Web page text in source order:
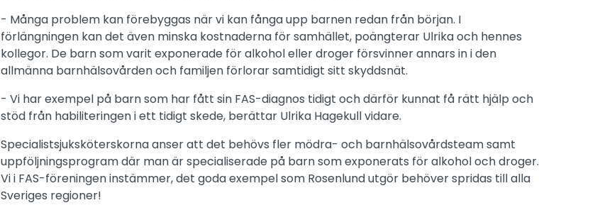
- Många problem kan förebyggas när vi kan fånga upp barnen redan från början. I
förlängningen kan det även minska kostnaderna för samhället, poängterar Ulrika och hennes
kollegor. De barn som varit exponerade för alkohol eller droger försvinner annars in i den
allmänna barnhälsovården och familjen förlorar samtidigt sitt skyddsnät.
- Vi har exempel på barn som har fått sin FAS-diagnos tidigt och därför kunnat få rätt hjälp och
stöd från habiliteringen i ett tidigt skede, berättar Ulrika Hagekull vidare.
Specialistsjuksköterskorna anser att det behövs fler mödra- och barnhälsovårdsteam samt
uppföljningsprogram där man är specialiserade på barn som exponerats för alkohol och droger.
Vi i FAS-föreningen instämmer, det goda exempel som Rosenlund utgör behöver spridas till alla
Sveriges regioner!